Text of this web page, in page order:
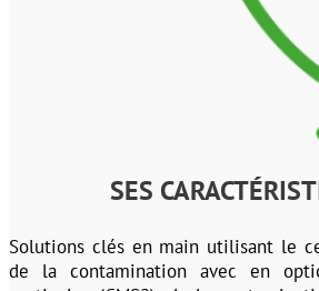
SES
Solutions clés en main utilisant le
de la contamination avec en